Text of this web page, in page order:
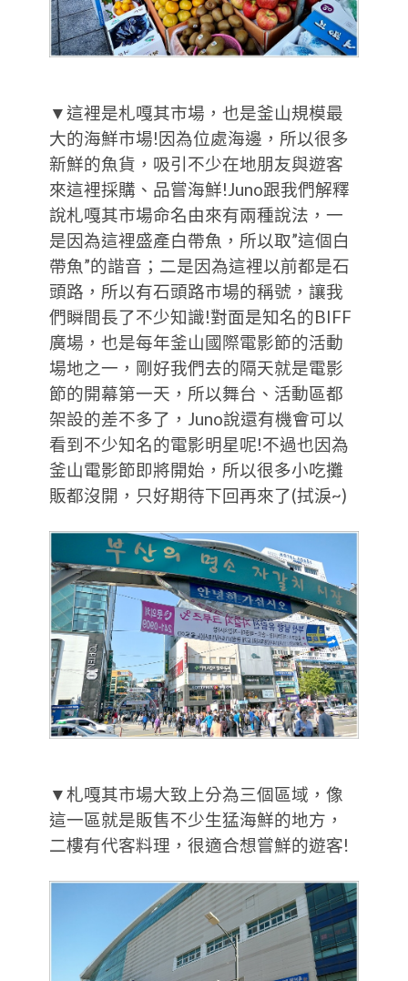
▼這裡是札嘎其市場，也是釜山規模最
大的海鮮市場!因為位處海邊，所以很多
新鮮的魚貨，吸引不少在地朋友與遊客
來這裡採購、品嘗海鮮!Juno跟我們解釋
說札嘎其市場命名由來有兩種說法，一
是因為這裡盛產白帶魚，所以取”這個白
帶魚”的諧音；二是因為這裡以前都是石
頭路，所以有石頭路市場的稱號，讓我
們瞬間長了不少知識!對面是知名的BIFF
廣場，也是每年釜山國際電影節的活動
場地之一，剛好我們去的隔天就是電影
節的開幕第一天，所以舞台、活動區都
架設的差不多了，Juno說還有機會可以
看到不少知名的電影明星呢!不過也因為
釜山電影節即將開始，所以很多小吃攤
販都沒開，只好期待下回再來了(拭淚~)
▼札嘎其市場大致上分為三個區域，像
這一區就是販售不少生猛海鮮的地方，
二樓有代客料理，很適合想嘗鮮的遊客!